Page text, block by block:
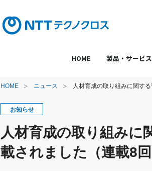
HOME 製品・サービス
HOME ニュース 人材育成の取り組みに関す
お知らせ
人材育成の取り組みに
載されました（連載8回